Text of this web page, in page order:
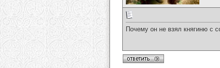
Почему он не взял княгиню с